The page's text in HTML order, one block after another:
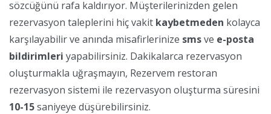
sözcüğünü rafa kaldırıyor. Müşterilerinizden gelen
rezervasyon taleplerini hiç vakit kaybetmeden kolayca
karşılayabilir ve anında misafirlerinize smsve e-posta
bildirimleri yapabilirsiniz. Dakikalarca rezervasyon
oluşturmakla uğraşmayın, Rezervem restoran
rezervasyon sistemi ile rezervasyon oluşturma süresini
10-15saniyeye düşürebilirsiniz.